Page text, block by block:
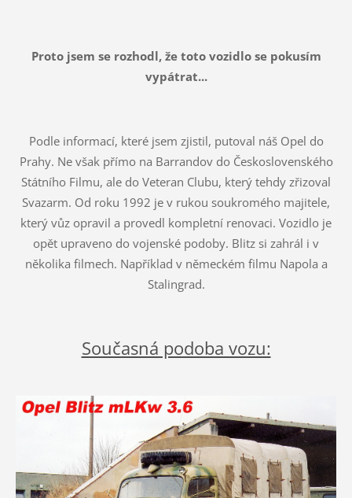
Proto jsem se rozhodl, že toto vozidlo se pokusím
vypátrat...
Podle informací, které jsem zjistil, putoval náš Opel do
Prahy. Ne však přímo na Barrandov do Československého
Státního Filmu, ale do Veteran Clubu, který tehdy zřizoval
Svazarm. Od roku 1992 je v rukou soukromého majitele,
který vůz opravil a provedl kompletní renovaci. Vozidlo je
opět upraveno do vojenské podoby. Blitz si zahrál i v
několika filmech. Například v německém filmu Napola a
Stalingrad.
Současná podoba vozu: